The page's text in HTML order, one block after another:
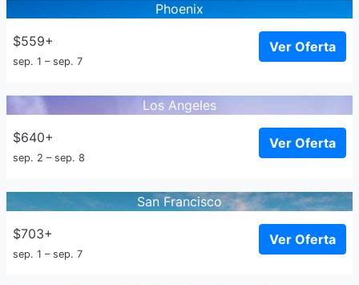
Phoenix
$559+
sep. 1 – sep. 7
Ver Oferta
Los Angeles
$640+
sep. 2 – sep. 8
Ver Oferta
San Francisco
$703+
sep. 1 – sep. 7
Ver Oferta